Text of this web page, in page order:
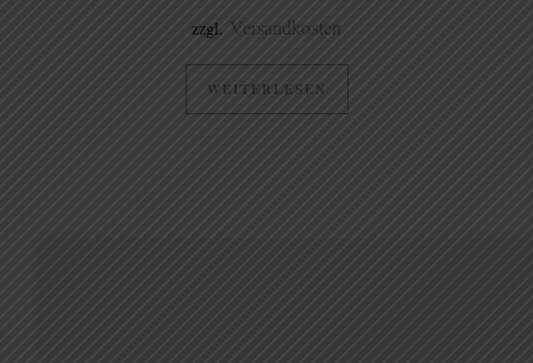
zzgl. Versandkosten
WEITERLESEN